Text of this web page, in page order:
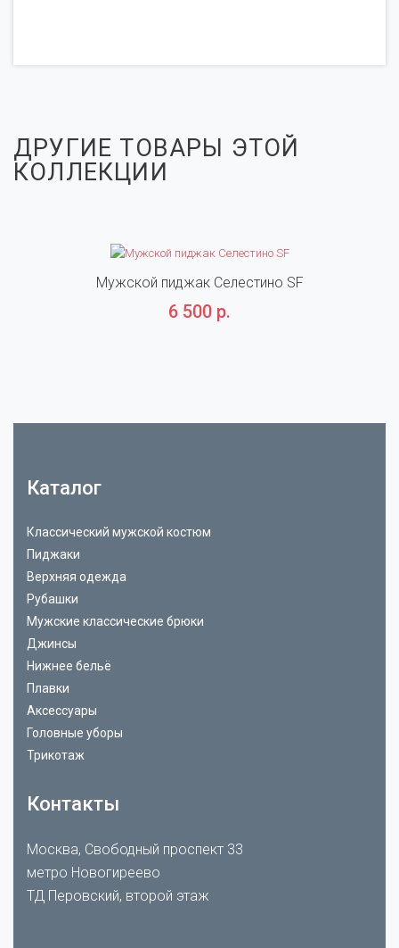
ДРУГИЕ ТОВАРЫ ЭТОЙ
КОЛЛЕКЦИИ
Мужской пиджак Селестино SF
6 500 р.
Каталог
Классический мужской костюм
Пиджаки
Верхняя одежда
Рубашки
Мужские классические брюки
Джинсы
Нижнее бельё
Плавки
Аксессуары
Головные уборы
Трикотаж
Контакты
Москва, Свободный проспект 33
метро Новогиреево
ТД Перовский, второй этаж